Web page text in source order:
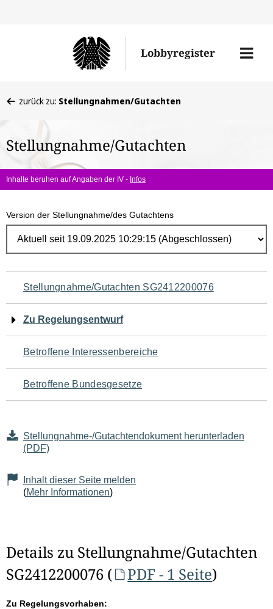
Lobbyregister
Menü
befinden
hier:
zurück zu: Stellungnahmen/Gutachten
Stellungnahme/Gutachten
Inhalte beruhen auf Angaben der IV - Infos
Version der Stellungnahme/des Gutachtens
Navigation
für
den
Seiteninhalt
Stellungnahme/Gutachten SG2412200076
Zu Regelungsentwurf
Betroffene Interessenbereiche
Betroffene Bundesgesetze
Stellungnahme-/Gutachtendokument herunterladen
(PDF)
Inhalt dieser Seite melden
(Mehr Informationen)
Details zu Stellungnahme/Gutachten
SG2412200076 (
PDF - 1 Seite)
Zu Regelungsvorhaben: